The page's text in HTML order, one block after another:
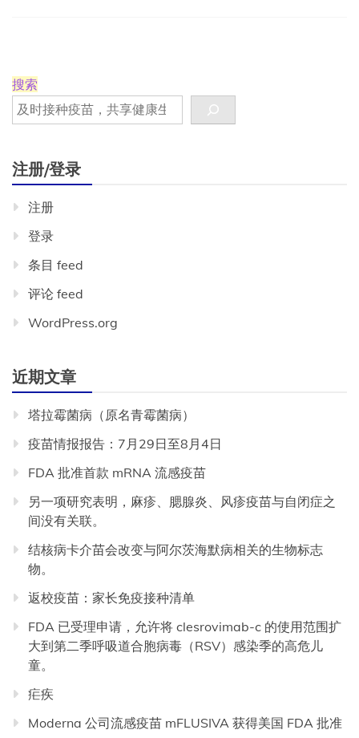
搜索
注册/登录
注册
登录
条目 feed
评论 feed
WordPress.org
近期文章
塔拉霉菌病（原名青霉菌病）
疫苗情报报告：7月29日至8月4日
FDA 批准首款 mRNA 流感疫苗
另一项研究表明，麻疹、腮腺炎、风疹疫苗与自闭症之
间没有关联。
结核病卡介苗会改变与阿尔茨海默病相关的生物标志
物。
返校疫苗：家长免疫接种清单
FDA 已受理申请，允许将 clesrovimab-c 的使用范围扩
大到第二季呼吸道合胞病毒（RSV）感染季的高危儿
童。
疟疾
Moderna 公司流感疫苗 mFLUSIVA 获得美国 FDA 批准